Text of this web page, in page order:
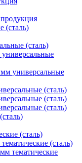
(сталь)
(сталь)
универсальные
(сталь)
(сталь)
(сталь)
(сталь)
(сталь)
тематические